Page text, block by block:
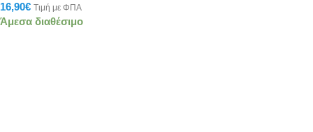
16,90€ Τιμή με ΦΠΑ
Άμεσα διαθέσιμο